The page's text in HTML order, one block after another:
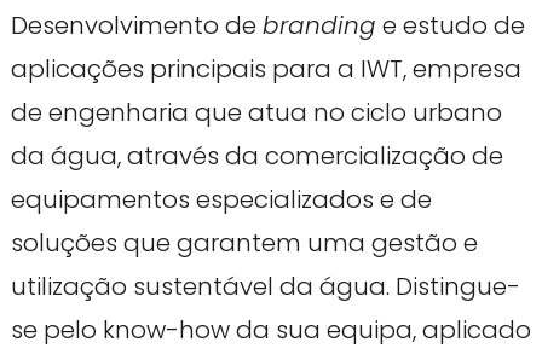
Desenvolvimento de branding e estudo de
aplicações principais para a IWT, empresa
de engenharia que atua no ciclo urbano
da água, através da comercialização de
equipamentos especializados e de
soluções que garantem uma gestão e
utilização sustentável da água. Distingue-
se pelo know-how da sua equipa, aplicado